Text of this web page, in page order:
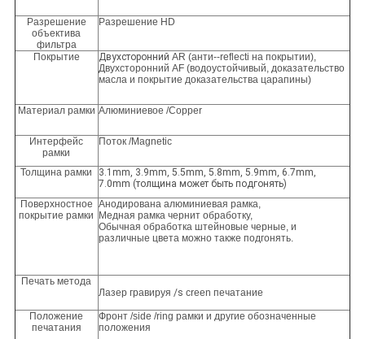
Разрешение
объектива
фильтра
Разрешение HD
Покрытие Двухсторонний AR (анти--reflecti на покрытии),
Двухсторонний AF (водоустойчивый, доказательство
масла и покрытие доказательства царапины)
Материал рамки Алюминиевое /Copper
Интерфейс
рамки
Поток /Magnetic
Толщина рамки
3.1mm, 3.9mm, 5.5mm, 5.8mm, 5.9mm, 6.7mm,
7.0mm (толщина может быть подгонять)
Поверхностное
покрытие рамки
Анодирована алюминиевая рамка,
Медная рамка чернит обработку,
Обычная обработка штейновые черные, и
различные цвета можно также подгонять.
Печать метода
Лазер гравируя /s creen печатание
Положение
печатания
Фронт /side /ring рамки и другие обозначенные
положения